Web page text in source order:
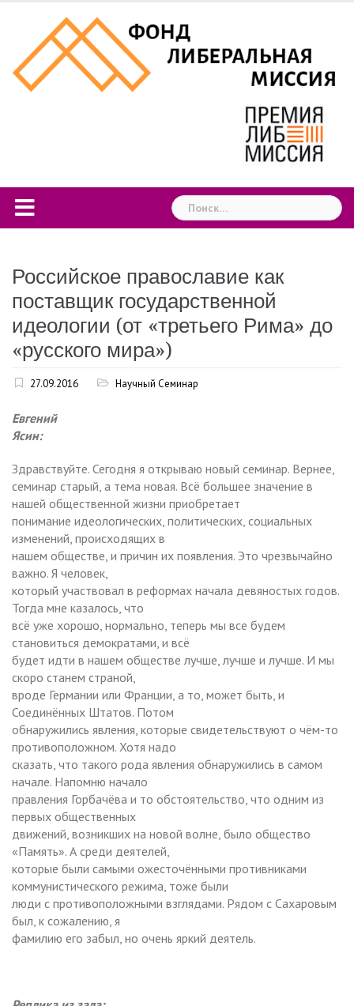
content
Найти:
Российское православие как
поставщик государственной
идеологии (от «третьего Рима» до
«русского мира»)
27.09.2016 Научный Семинар
Евгений
Ясин:
Здравствуйте. Сегодня я открываю новый семинар. Вернее,
семинар старый, а тема новая. Всё большее значение в
нашей общественной жизни приобретает
понимание идеологических, политических, социальных
изменений, происходящих в
нашем обществе, и причин их появления. Это чрезвычайно
важно. Я человек,
который участвовал в реформах начала девяностых годов.
Тогда мне казалось, что
всё уже хорошо, нормально, теперь мы все будем
становиться демократами, и всё
будет идти в нашем обществе лучше, лучше и лучше. И мы
скоро станем страной,
вроде Германии или Франции, а то, может быть, и
Соединённых Штатов. Потом
обнаружились явления, которые свидетельствуют о чём-то
противоположном. Хотя надо
сказать, что такого рода явления обнаружились в самом
начале. Напомню начало
правления Горбачёва и то обстоятельство, что одним из
первых общественных
движений, возникших на новой волне, было общество
«Память». А среди деятелей,
которые были самыми ожесточёнными противниками
коммунистического режима, тоже были
люди с противоположными взглядами. Рядом с Сахаровым
был, к сожалению, я
фамилию его забыл, но очень яркий деятель.